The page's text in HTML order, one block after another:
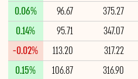
375.27
96.67
0.06%
347.07
95.71
0.14%
317.22
113.20
-0.02%
316.90
106.87
0.15%